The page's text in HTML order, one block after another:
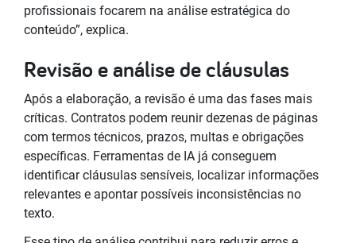
profissionais focarem na análise estratégica do
conteúdo”, explica.
Revisão e análise de cláusulas
Após a elaboração, a revisão é uma das fases mais
críticas. Contratos podem reunir dezenas de páginas
com termos técnicos, prazos, multas e obrigações
específicas. Ferramentas de IA já conseguem
identificar cláusulas sensíveis, localizar informações
relevantes e apontar possíveis inconsistências no
texto.